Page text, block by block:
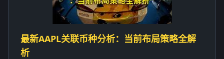
最新AAPL关联币种分析：当前布局策略全解
析